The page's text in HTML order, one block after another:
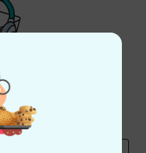
und gewinne mit